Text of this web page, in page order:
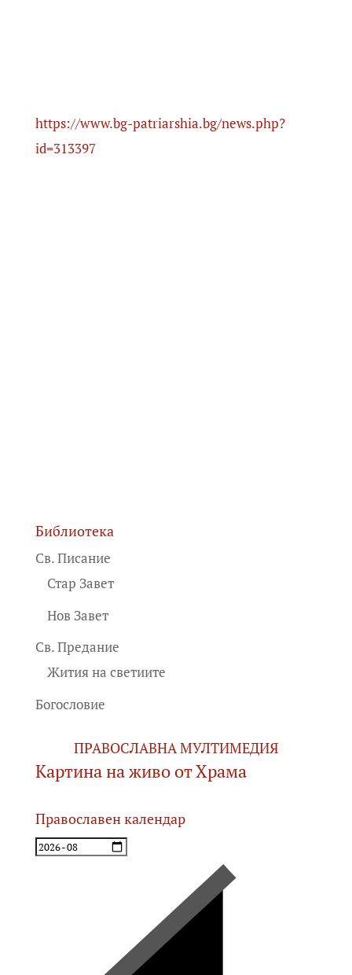
https://www.bg-patriarshia.bg/news.php?
id=313397
Библиотека
Св. Писание
Стар Завет
Нов Завет
Св. Предание
Жития на светиите
Богословие
ПРАВОСЛАВНА МУЛТИМЕДИЯ
Картина на живо от Храма
Православен календар